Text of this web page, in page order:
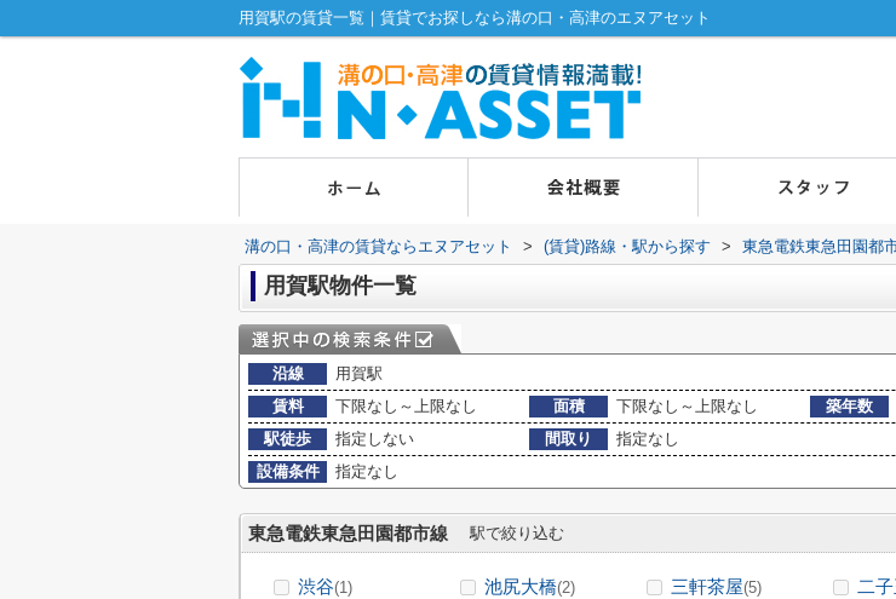
用賀駅の賃貸一覧｜賃貸でお探しなら溝の口・高津のエヌアセット
溝の口・高津の賃貸ならエヌアセット > (賃貸)路線・駅から探す > 東急電鉄東急田園都
用賀駅物件一覧
沿線
用賀駅
賃料
下限なし～上限なし 面積 下限なし～上限なし 築年数
駅徒歩
指定しない 間取り
指定なし
設備条件
指定なし
東急電鉄東急田園都市線 駅で絞り込む
渋谷(1) 池尻大橋(2) 三軒茶屋(5) 二子